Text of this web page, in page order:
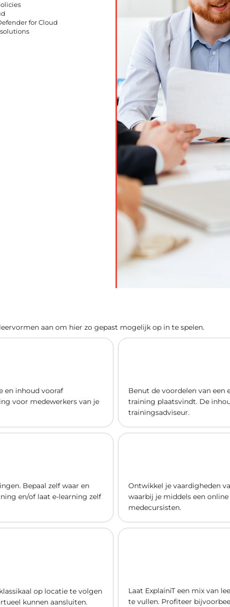
for Cloud
aan om hier zo gepast mogelijk op in te spelen.
en inhoud vooraf
voor medewerkers van je
Benut de voordelen van een
training plaatsvindt. De
trainingsadviseur.
Bepaal zelf waar en
en/of laat e-learning zelf
Ontwikkel je vaardigheden
waarbij je middels een
medecursisten.
op locatie te volgen
kunnen aansluiten.
Laat ExplainiT een mix van
te vullen. Profiteer